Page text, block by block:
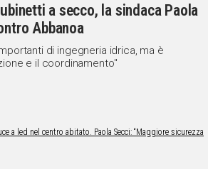
a secco, la sindaca Paola
Abbanoa
di ingegneria idrica, ma è
e il coordinamento"